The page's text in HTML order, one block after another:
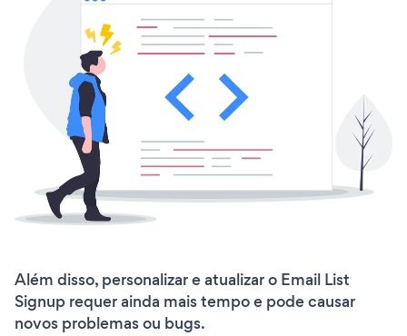
Além disso, personalizar e atualizar o Email List
Signup requer ainda mais tempo e pode causar
novos problemas ou bugs.